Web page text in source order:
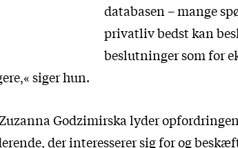
databasen – mange
privatliv bedst kan
beslutninger som for
siger hun.
Godzimirska lyder
der interesserer sig for og